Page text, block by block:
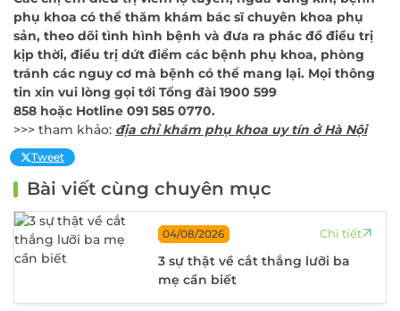
phụ khoa có thể thăm khám bác sĩ chuyên khoa phụ
sản, theo dõi tình hình bệnh và đưa ra phác đồ điều trị
kịp thời, điều trị dứt điểm các bệnh phụ khoa, phòng
tránh các nguy cơ mà bệnh có thể mang lại. Mọi thông
tin xin vui lòng gọi tới Tổng đài 1900 599
858 hoặc Hotline 091 585 0770.
>>> tham khảo: địa chỉ khám phụ khoa uy tín ở Hà Nội
Tweet
Bài viết cùng chuyên mục
04/08/2026
3 sự thật về cắt thắng lưỡi ba
mẹ cần biết
Chi tiết